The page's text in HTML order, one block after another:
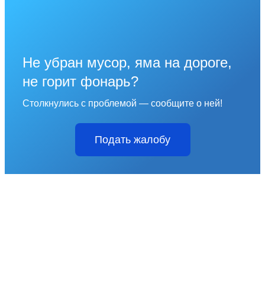
Не убран мусор, яма на дороге,
не горит фонарь?
Столкнулись с проблемой — сообщите о ней!
Подать жалобу